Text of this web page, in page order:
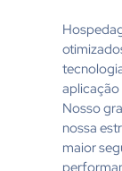
Nosso
nossa
maior